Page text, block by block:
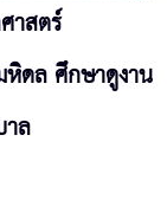
าสตร์
ดล ศึกษาดูงาน
ล